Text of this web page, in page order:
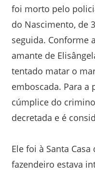
foi morto pelo
do Nascimento, de
seguida. Conforme
amante de
tentado matar o
emboscada. Para a
cúmplice do
decretada e é
Ele foi à Santa
fazendeiro estava